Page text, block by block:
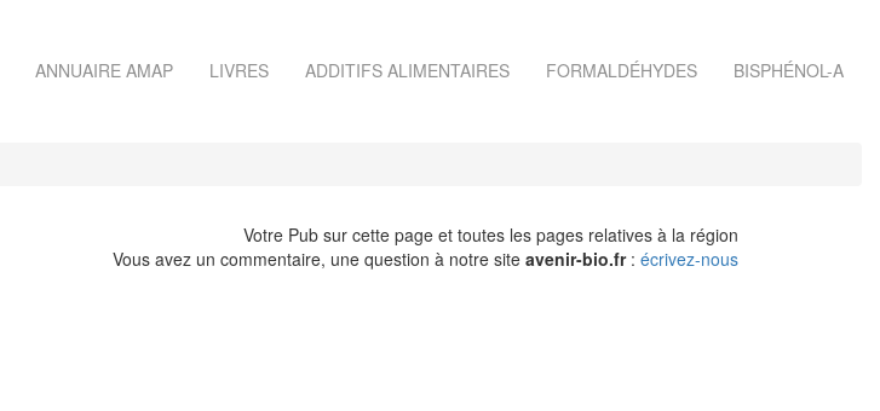
ANNUAIRE AMAP LIVRES ADDITIFS ALIMENTAIRES FORMALDÉHYDES BISPHÉNOL-A
Votre Pub sur cette page et toutes les pages relatives à la région
Vous avez un commentaire, une question à notre site avenir-bio.fr: écrivez-nous